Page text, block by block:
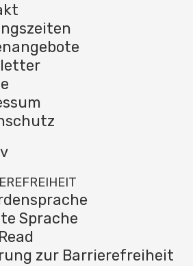
Sprache
zur Barrierefreiheit